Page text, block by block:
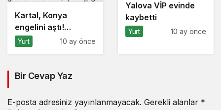
Kartal, Konya
engelini aştı!
Beşiktaş 3 puanı 2
Yurt 10 ay önce
Yalova VİP evinde
kaybetti
Yurt 10 ay önce
Bir Cevap Yaz
E-posta adresiniz yayınlanmayacak. Gerekli alanlar *